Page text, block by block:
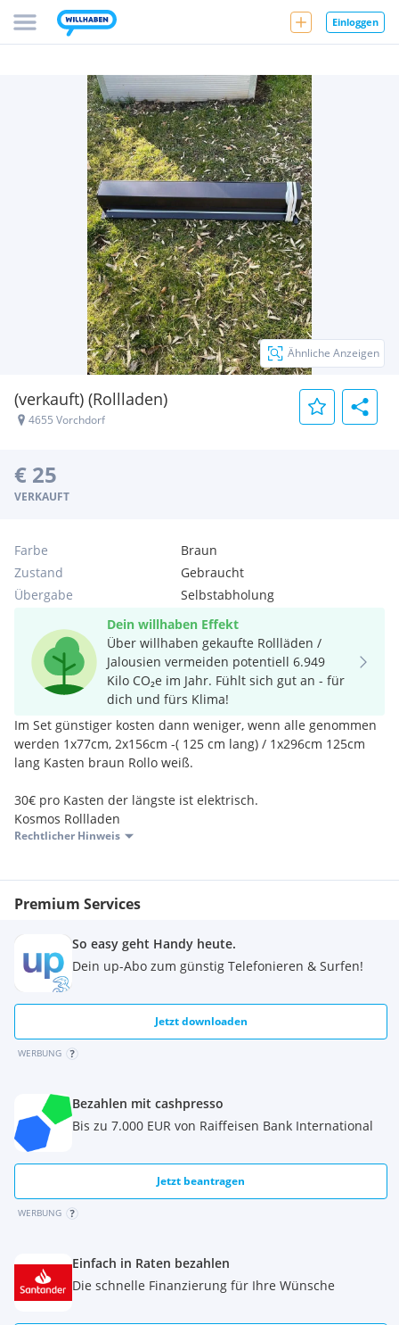
Einloggen
(verkauft) (Rollladen)
4655 Vorchdorf
Ähnliche Anzeigen
€ 25
VERKAUFT
Farbe
Braun
Zustand
Gebraucht
Übergabe
Selbstabholung
Dein willhaben Effekt
Über willhaben gekaufte Rollläden /
Jalousien vermeiden potentiell 6.949
Kilo CO₂e im Jahr. Fühlt sich gut an - für
dich und fürs Klima!
Im Set günstiger kosten dann weniger, wenn alle genommen
werden 1x77cm, 2x156cm -( 125 cm lang) / 1x296cm 125cm
lang Kasten braun Rollo weiß.
30€ pro Kasten der längste ist elektrisch.
Kosmos Rollladen
Rechtlicher Hinweis
Premium Services
So easy geht Handy heute.
Dein up-Abo zum günstig Telefonieren & Surfen!
Jetzt downloaden
WERBUNG
Bezahlen mit cashpresso
Bis zu 7.000 EUR von Raiffeisen Bank International
Jetzt beantragen
WERBUNG
Einfach in Raten bezahlen
Die schnelle Finanzierung für Ihre Wünsche